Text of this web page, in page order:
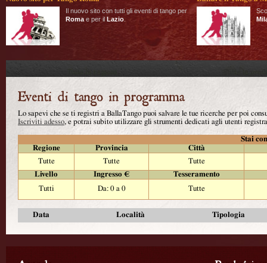
Il nuovo sito con tutti gli eventi di tango per
Roma e per il Lazio
Lo sapevi che se ti registri a BallaTango puoi salvare le tue ricerche per poi
Iscriviti adesso, e potrai subito utilizzare gli strumenti dedicati agli utenti
Stai
Regione
Provincia
Città
Tutte
Tutte
Tutte
Livello
Ingresso €
Tesseramento
Tutti
Da: 0 a 0 Tutte
Data Località Tipologia